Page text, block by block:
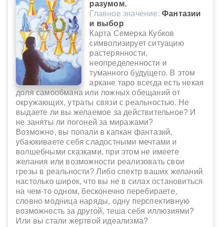
разумом.
Главное значение: Фантазии
и выбор
Карта Семерка Кубков
символизирует ситуацию
растерянности,
неопределенности и
туманного будущего. В этом
аркане таро всегда есть некая
доля самообмана или ложных обещаний от
окружающих, утраты связи с реальностью. Не
выдаете ли вы желаемое за действительное? И
не заняты ли погоней за миражами?
Возможно, вы попали в капкан фантазий,
убаюкиваете себя сладостными мечтами и
волшебными сказками, при этом не имеете
желания или возможности реализовать свои
грезы в реальности? Либо спектр ваших желаний
настолько широк, что вы не в силах остановиться
на чем-то одном, бесконечно перебираете,
словно модница наряды, одну перспективную
возможность за другой, теша себя иллюзиями?
Или вы стали жертвой идеализма?